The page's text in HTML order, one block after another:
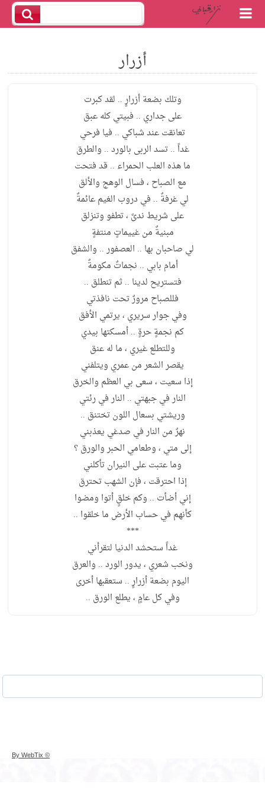
أزرار
وتلك بضعة أزرارٍ .. لقد كبرت
على جداري .. فبيتي كله عبق
تعانقت عند شباكي .. فيا فرحي
غداً .. تسد الربى بالورد .. والطرق
ما هذه العلب الحمراء .. قد فتحت
مع الصباح ، فسال الوهج والألق
لي غرفةٌ .. في دروب الغيم عائمةٌ
على شريط ندىً ، تطفو وتنزلق
مبنيةٌ من غييماتٍ منتفةٍ
لي صاحبان بها .. العصفور .. والشفق
أمام بابي .. نجماتٌ مكومةٌ
فتستريح لدينا .. ثم تنطلق ..
فللصباح مرورٌ تحت نافذتي
وفي جوار سريري ، يرتمي الأفق
كم نجمةٍ حرةٍ .. أمسكتها بيدي
وللتطلع غيري ، ما له عنق
يقصر الشعر من عمري ويتلفني
إذا سعيت ، سعى بي العظم والخرق
النار في جبهتي .. النار في رئتي
وريشتي بسعال اللون تختنق ..
نهرٌ من النار في صدغي يعذبني
إلى متي ، وطعامي الحبر والورق ؟
وما عتبت على النيران تأكلني
إذا احترقت ، فإن الشهب تحترق
إني أضأت .. وكم خلقٍ أتوا ومضوا
كأنهم في حساب الأرض ما خلقوا ..
***
غداً ستحشد الدنيا لتقرأني
ونخب شعري ، يدور الورد .. والعرق
اليوم بضعة أزرارٍ .. ستعقبها أخرى
وفي كل عامٍ ، يطلع الورق ..
© By WebTix